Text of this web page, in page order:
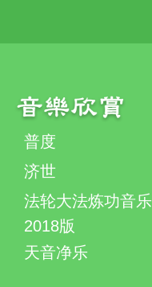
普度
济世
法轮大法炼功音乐
2018版
天音净乐